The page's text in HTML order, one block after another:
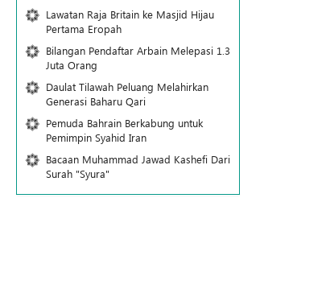
Lawatan Raja Britain ke Masjid Hijau
Pertama Eropah
Bilangan Pendaftar Arbain Melepasi 1.3
Juta Orang
Daulat Tilawah Peluang Melahirkan
Generasi Baharu Qari
Pemuda Bahrain Berkabung untuk
Pemimpin Syahid Iran
Bacaan Muhammad Jawad Kashefi Dari
Surah "Syura"